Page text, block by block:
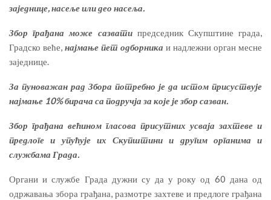
заједнице, насеље или део насеља.
Збор грађана може сазватипредседник Скупштине града,
Градско веће, најмање пет одборника и надлежни орган месне
заједнице.
За пуноважан рад Збора потребно је да истом присуствује
најмање 10% бирача са подручја за које је збор сазван.
Збор грађана већином гласова присутних усваја захтеве и
предлоге и упућује их Скупштини и другим органима и
службама Града.
Органи и службе Града дужни су да у року од 60 дана од
одржавања збора грађана, размотре захтеве и предлоге грађана